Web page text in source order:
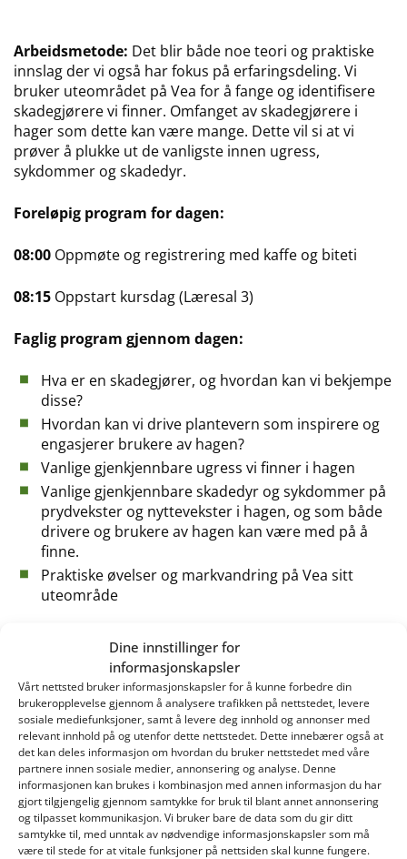
Dine innstillinger for
informasjonskapsler
Vårt nettsted bruker informasjonskapsler for å kunne forbedre din
brukeropplevelse gjennom å analysere trafikken på nettstedet, levere
sosiale mediefunksjoner, samt å levere deg innhold og annonser med
relevant innhold på og utenfor dette nettstedet. Dette innebærer også at
det kan deles informasjon om hvordan du bruker nettstedet med våre
partnere innen sosiale medier, annonsering og analyse. Denne
informasjonen kan brukes i kombinasjon med annen informasjon du har
gjort tilgjengelig gjennom samtykke for bruk til blant annet annonsering
og tilpasset kommunikasjon. Vi bruker bare de data som du gir ditt
samtykke til, med unntak av nødvendige informasjonskapsler som må
være til stede for at vitale funksjoner på nettsiden skal kunne fungere.
Arbeidsmetode: Det blir både noe teori og praktiske
innslag der vi også har fokus på erfaringsdeling. Vi
bruker uteområdet på Vea for å fange og identifisere
skadegjørere vi finner. Omfanget av skadegjørere i
hager som dette kan være mange. Dette vil si at vi
prøver å plukke ut de vanligste innen ugress,
sykdommer og skadedyr.
Foreløpig program for dagen:
08:00 Oppmøte og registrering med kaffe og biteti
08:15 Oppstart kursdag (Læresal 3)
Faglig program gjennom dagen:
Hva er en skadegjører, og hvordan kan vi bekjempe
disse?
Hvordan kan vi drive plantevern som inspirere og
engasjerer brukere av hagen?
Vanlige gjenkjennbare ugress vi finner i hagen
Vanlige gjenkjennbare skadedyr og sykdommer på
prydvekster og nyttevekster i hagen, og som både
drivere og brukere av hagen kan være med på å
finne.
Praktiske øvelser og markvandring på Vea sitt
uteområde
Lunsj i kantina
15:30Faglig program fortsetter
16:00Kurset avsluttes
NB! Ta med egnet skotøy til å gå rundt på uteområdet
på Vea!
Prisfor kurset:2450,- (inkludert servering)